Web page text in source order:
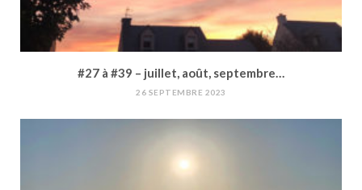
#27 à #39 – juillet, août, septembre…
26 SEPTEMBRE 2023